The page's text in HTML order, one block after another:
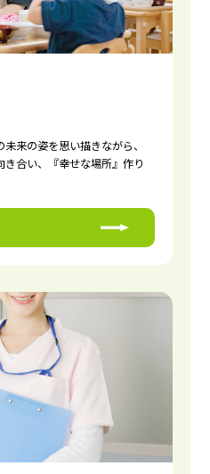
来の姿を思い描きながら、
合い、『幸せな場所』作り